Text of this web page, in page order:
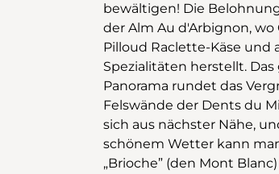
bewältigen! Die
der Alm Au d'Arbignon, wo
Pilloud Raclette-Käse und
Spezialitäten herstellt. Das
Panorama rundet das
Felswände der Dents du
sich aus nächster Nähe,
schönem Wetter kann
„Brioche” (den Mont